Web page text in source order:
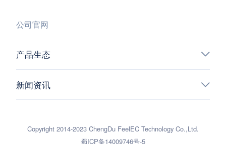
公司官网
产品生态
新闻资讯
Copyright 2014-2023 ChengDu FeelEC Technology Co.,Ltd.
蜀ICP备14009746号-5